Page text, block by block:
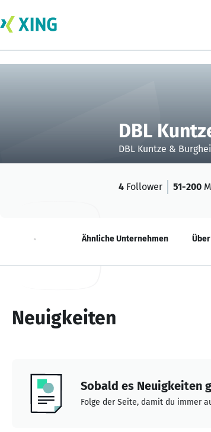
DBL
DBL Kuntze &
4 Follower 51-200
Neuigkeiten Ähnliche Unternehmen Über
Neuigkeiten
Sobald es Neuigkeiten
Folge der Seite, damit du immer